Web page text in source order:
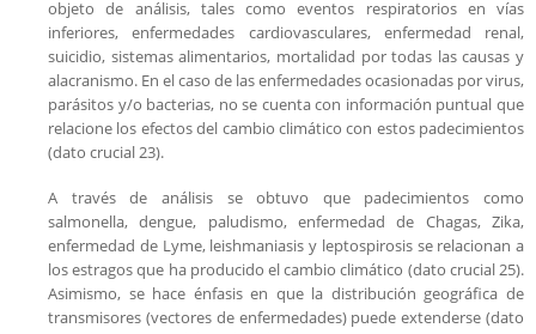
objeto de análisis, tales como eventos respiratorios en vías
inferiores, enfermedades cardiovasculares, enfermedad renal,
suicidio, sistemas alimentarios, mortalidad por todas las causas y
alacranismo. En el caso de las enfermedades ocasionadas por virus,
parásitos y/o bacterias, no se cuenta con información puntual que
relacione los efectos del cambio climático con estos padecimientos
(dato crucial 23).
A través de análisis se obtuvo que padecimientos como
salmonella, dengue, paludismo, enfermedad de Chagas, Zika,
enfermedad de Lyme, leishmaniasis y leptospirosis se relacionan a
los estragos que ha producido el cambio climático (dato crucial 25).
Asimismo, se hace énfasis en que la distribución geográfica de
transmisores (vectores de enfermedades) puede extenderse (dato